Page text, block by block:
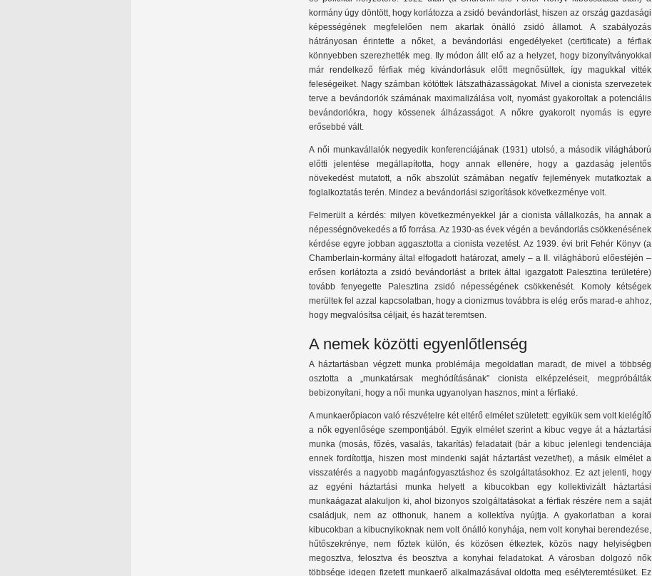
kormány úgy döntött, hogy korlátozza a zsidó bevándorlást, hiszen az ország gazdasági
képességének megfelelően nem akartak önálló zsidó államot. A szabályozás
hátrányosan érintette a nőket, a bevándorlási engedélyeket (certificate) a férfiak
könnyebben szerezhették meg. Ily módon állt elő az a helyzet, hogy bizonyítványokkal
már rendelkező férfiak még kivándorlásuk előtt megnősültek, így magukkal vitték
feleségeiket. Nagy számban kötöttek látszatházasságokat. Mivel a cionista szervezetek
terve a bevándorlók számának maximalizálása volt, nyomást gyakoroltak a potenciális
bevándorlókra, hogy kössenek álházasságot. A nőkre gyakorolt nyomás is egyre
erősebbé vált.
A női munkavállalók negyedik konferenciájának (1931) utolsó, a második világháború
előtti jelentése megállapította, hogy annak ellenére, hogy a gazdaság jelentős
növekedést mutatott, a nők abszolút számában negatív fejlemények mutatkoztak a
foglalkoztatás terén. Mindez a bevándorlási szigorítások következménye volt.
Felmerült a kérdés: milyen következményekkel jár a cionista vállalkozás, ha annak a
népességnövekedés a fő forrása. Az 1930-as évek végén a bevándorlás csökkenésének
kérdése egyre jobban aggasztotta a cionista vezetést. Az 1939. évi brit Fehér Könyv (a
Chamberlain-kormány által elfogadott határozat, amely – a II. világháború előestéjén –
erősen korlátozta a zsidó bevándorlást a britek által igazgatott Palesztina területére)
tovább fenyegette Palesztina zsidó népességének csökkenését. Komoly kétségek
merültek fel azzal kapcsolatban, hogy a cionizmus továbbra is elég erős marad-e ahhoz,
hogy megvalósítsa céljait, és hazát teremtsen.
A nemek közötti egyenlőtlenség
A háztartásban végzett munka problémája megoldatlan maradt, de mivel a többség
osztotta a „munkatársak meghódításának” cionista elképzeléseit, megpróbálták
bebizonyítani, hogy a női munka ugyanolyan hasznos, mint a férfiaké.
A munkaerőpiacon való részvételre két eltérő elmélet született: egyikük sem volt kielégítő
a nők egyenlősége szempontjából. Egyik elmélet szerint a kibuc vegye át a háztartási
munka (mosás, főzés, vasalás, takarítás) feladatait (bár a kibuc jelenlegi tendenciája
ennek fordítottja, hiszen most mindenki saját háztartást vezet/het), a másik elmélet a
visszatérés a nagyobb magánfogyasztáshoz és szolgáltatásokhoz. Ez azt jelenti, hogy
az egyéni háztartási munka helyett a kibucokban egy kollektivizált háztartási
munkaágazat alakuljon ki, ahol bizonyos szolgáltatásokat a férfiak részére nem a saját
családjuk, nem az otthonuk, hanem a kollektíva nyújtja. A gyakorlatban a korai
kibucokban a kibucnyikoknak nem volt önálló konyhája, nem volt konyhai berendezése,
hűtőszekrénye, nem főztek külön, és közösen étkeztek, közös nagy helyiségben
megosztva, felosztva és beosztva a konyhai feladatokat. A városban dolgozó nők
többsége idegen fizetett munkaerő alkalmazásával oldotta meg esélyteremtésüket. Ez